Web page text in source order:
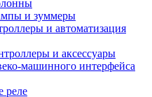
и зуммеры
и автоматизация
и аксессуары
машинного интерфейса
реле